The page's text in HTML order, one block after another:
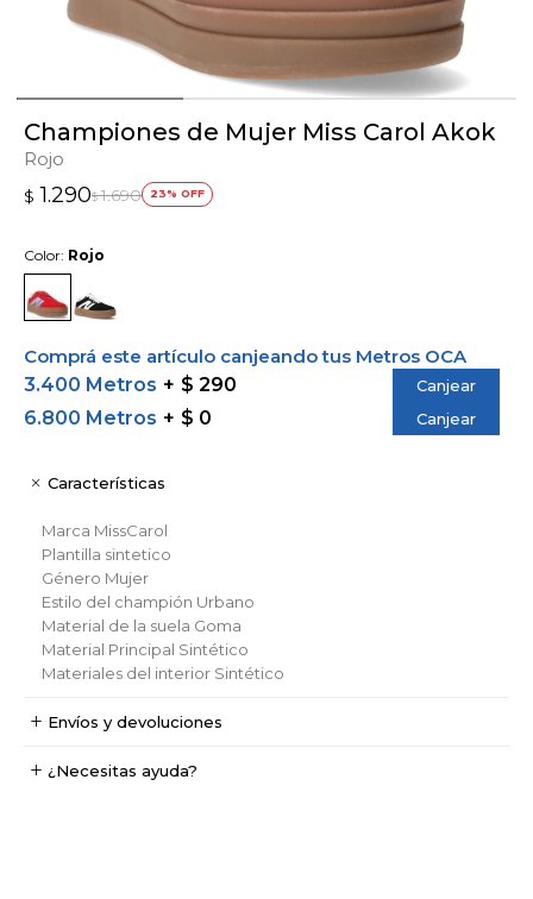
Championes de Mujer Miss Carol Akok
Rojo
$ 1.290$ 1.690 23
Color: Rojo
Comprá este artículo canjeando tus Metros OCA
3.400 Metros
$ 290 Canjear
6.800 Metros $ 0 Canjear
Características
Marca MissCarol
Plantilla sintetico
Género Mujer
Estilo del champión Urbano
Material de la suela Goma
Material Principal Sintético
Materiales del interior Sintético
Envíos y devoluciones
¿Necesitas ayuda?